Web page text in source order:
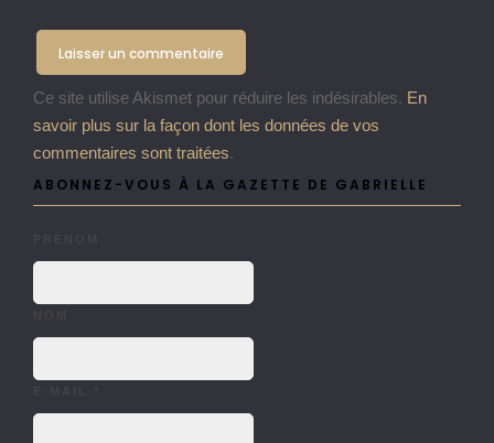
Ce site utilise Akismet pour réduire les indésirables. En
savoir plus sur la façon dont les données de vos
commentaires sont traitées.
ABONNEZ-VOUS À LA GAZETTE DE GABRIELLE